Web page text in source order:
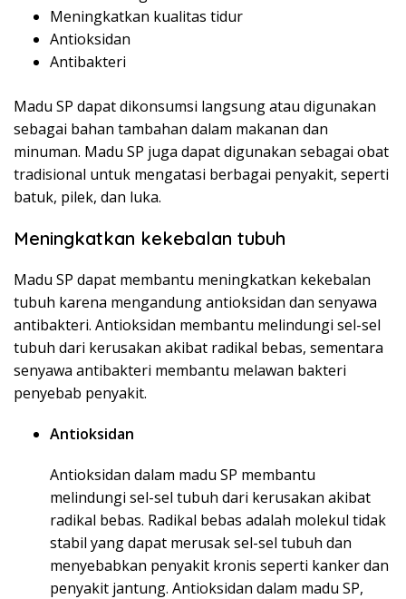
Meningkatkan kualitas tidur
Antioksidan
Antibakteri
Madu SP dapat dikonsumsi langsung atau digunakan
sebagai bahan tambahan dalam makanan dan
minuman. Madu SP juga dapat digunakan sebagai obat
tradisional untuk mengatasi berbagai penyakit, seperti
batuk, pilek, dan luka.
Meningkatkan kekebalan tubuh
Madu SP dapat membantu meningkatkan kekebalan
tubuh karena mengandung antioksidan dan senyawa
antibakteri. Antioksidan membantu melindungi sel-sel
tubuh dari kerusakan akibat radikal bebas, sementara
senyawa antibakteri membantu melawan bakteri
penyebab penyakit.
Antioksidan
Antioksidan dalam madu SP membantu
melindungi sel-sel tubuh dari kerusakan akibat
radikal bebas. Radikal bebas adalah molekul tidak
stabil yang dapat merusak sel-sel tubuh dan
menyebabkan penyakit kronis seperti kanker dan
penyakit jantung. Antioksidan dalam madu SP,